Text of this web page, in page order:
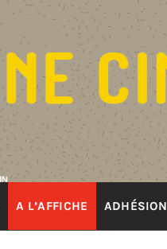
A L’AFFICHE ADHÉSION